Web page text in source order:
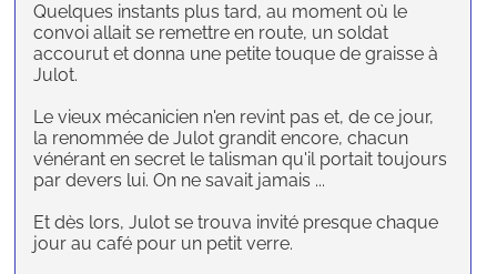
Quelques instants plus tard, au moment où le
convoi allait se remettre en route, un soldat
accourut et donna une petite touque de graisse à
Julot.
Le vieux mécanicien n'en revint pas et, de ce jour,
la renommée de Julot grandit encore, chacun
vénérant en secret le talisman qu'il portait toujours
par devers lui. On ne savait jamais ...
Et dès lors, Julot se trouva invité presque chaque
jour au café pour un petit verre.